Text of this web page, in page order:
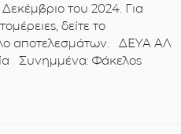
του 2024. Για
δείτε το
αποτελεσμάτων. ΔΕΥΑ ΑΛ
Συνημμένα: Φάκελος